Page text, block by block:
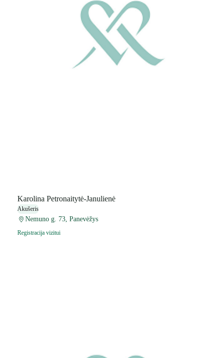
Karolina Petronaitytė-Janulienė
Akušeris
Nemuno g. 73, Panevėžys
Registracija vizitui